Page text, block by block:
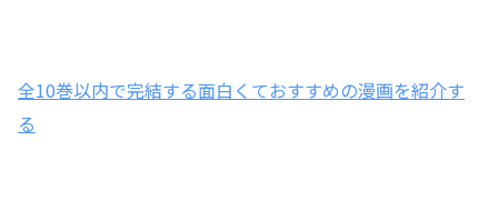
全10巻以内で完結する面白くておすすめの漫画を紹介す
る